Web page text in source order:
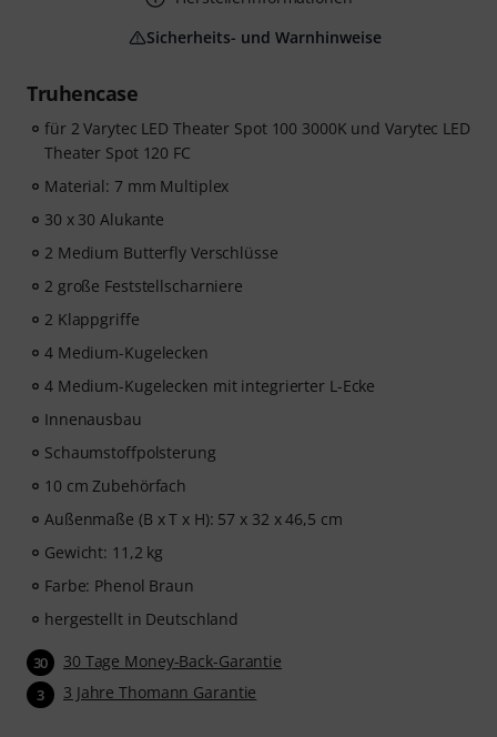
Truhencase
für 2 Varytec LED Theater Spot 100 3000K und Varytec LED
Theater Spot 120 FC
Material: 7 mm Multiplex
30 x 30 Alukante
2 Medium Butterfly Verschlüsse
2 große Feststellscharniere
2 Klappgriffe
4 Medium-Kugelecken
4 Medium-Kugelecken mit integrierter L-Ecke
Innenausbau
Schaumstoffpolsterung
10 cm Zubehörfach
Außenmaße (B x T x H): 57 x 32 x 46,5 cm
Gewicht: 11,2 kg
Farbe: Phenol Braun
hergestellt in Deutschland
30 30 Tage Money-Back-Garantie
3 3 Jahre Thomann Garantie
Sicherheits- und Warnhinweise